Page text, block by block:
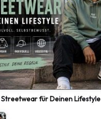
für Deinen Lifestyle